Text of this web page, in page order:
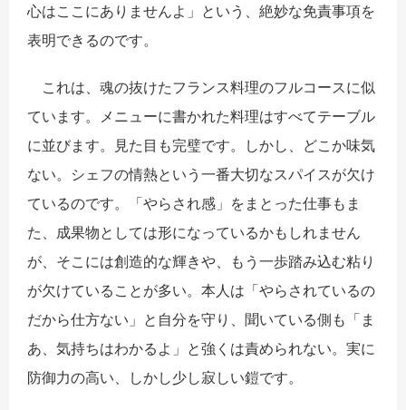
心はここにありませんよ」という、絶妙な免責事項を
表明できるのです。
これは、魂の抜けたフランス料理のフルコースに似
ています。メニューに書かれた料理はすべてテーブル
に並びます。見た目も完璧です。しかし、どこか味気
ない。シェフの情熱という一番大切なスパイスが欠け
ているのです。「やらされ感」をまとった仕事もま
た、成果物としては形になっているかもしれません
が、そこには創造的な輝きや、もう一歩踏み込む粘り
が欠けていることが多い。本人は「やらされているの
だから仕方ない」と自分を守り、聞いている側も「ま
あ、気持ちはわかるよ」と強くは責められない。実に
防御力の高い、しかし少し寂しい鎧です。